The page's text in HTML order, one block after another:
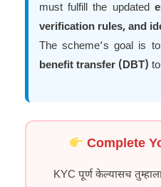
must fulfill the updated
verification rules, and
The scheme’s goal is
benefit transfer (DBT)
Complete
KYC पूर्ण केल्यासच